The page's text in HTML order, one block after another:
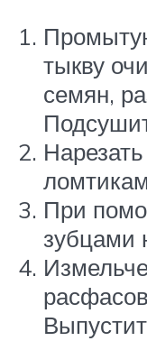
тыкву
семян,
При
зубцами